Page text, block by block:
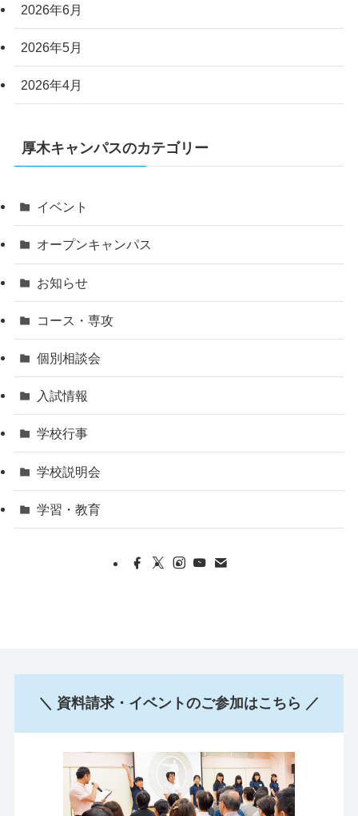
2026年6月
2026年5月
2026年4月
厚木キャンパスのカテゴリー
イベント
オープンキャンパス
お知らせ
コース・専攻
個別相談会
入試情報
学校行事
学校説明会
学習・教育
＼ 資料請求・イベントのご参加はこちら ／